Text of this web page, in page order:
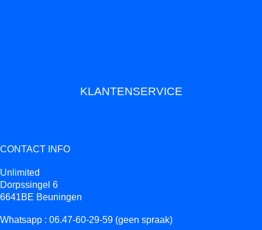
KLANTENSERVICE
CONTACT INFO
Unlimited
Dorpssingel 6
6641BE Beuningen
Whatsapp : 06.47-60-29-59 (geen spraak)